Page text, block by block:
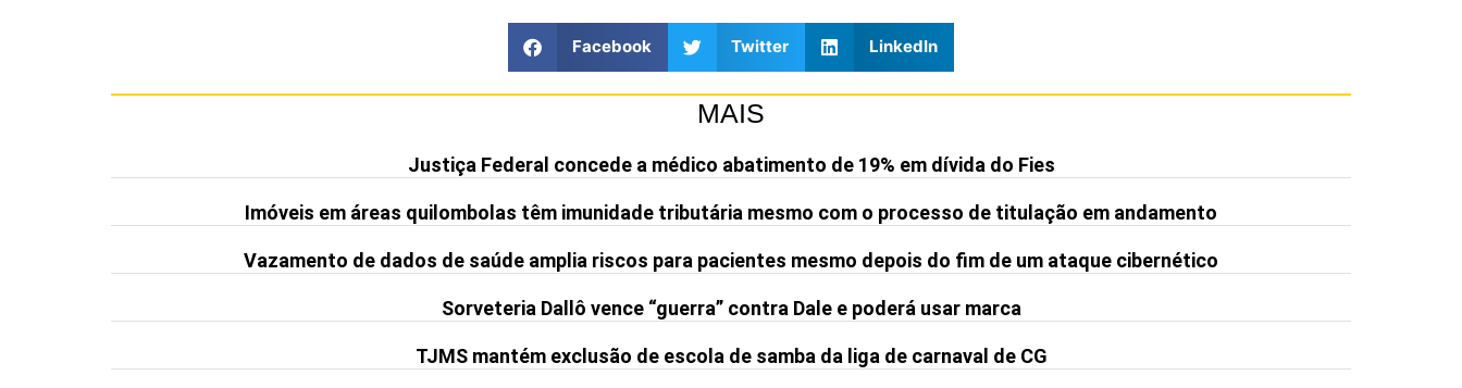
Facebook Twitter LinkedIn
MAIS
Justiça Federal concede a médico abatimento de 19% em dívida do Fies
Imóveis em áreas quilombolas têm imunidade tributária mesmo com o processo de titulação em andamento
Vazamento de dados de saúde amplia riscos para pacientes mesmo depois do fim de um ataque cibernético
Sorveteria Dallô vence “guerra” contra Dale e poderá usar marca
TJMS mantém exclusão de escola de samba da liga de carnaval de CG